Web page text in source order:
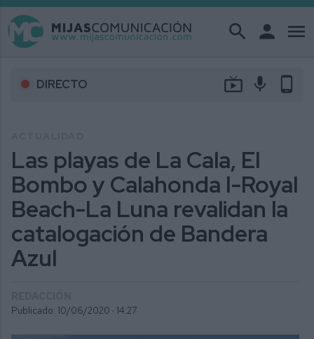
search person menu
DIRECTO live_tv mic phone_android
Las playas de La Cala, El
Bombo y Calahonda I-Royal
Beach-La Luna revalidan la
catalogación de Bandera
Azul
Publicado: 10/06/2020 · 14:27